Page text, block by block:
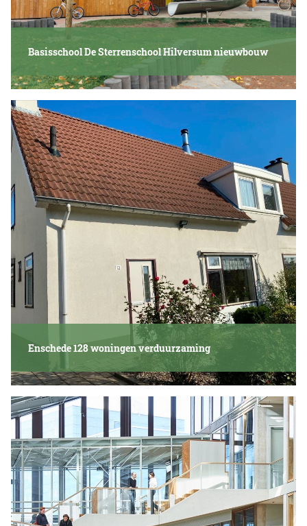
Basisschool De Sterrenschool Hilversum nieuwbouw
Enschede 128 woningen verduurzaming